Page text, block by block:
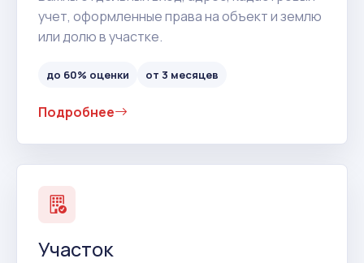
учет, оформленные права на объект и землю
или долю в участке.
до 60% оценки от 3 месяцев
Подробнее
Участок